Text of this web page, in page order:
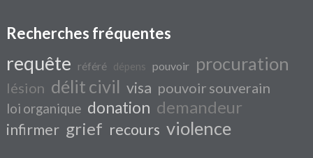
Recherches fréquentes
requête référé dépens pouvoir procuration
lésion délit civil visa pouvoir souverain
loi organique donation demandeur
infirmer grief recours violence